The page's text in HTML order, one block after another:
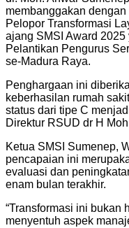
membanggakan
Pelopor Transformasi
ajang SMSI Award
Pelantikan Pengurus
se-Madura Raya.
Penghargaan ini
keberhasilan rumah
status dari tipe C
Direktur RSUD dr H
Ketua SMSI Sumenep,
pencapaian ini
evaluasi dan
enam bulan terakhir.
“Transformasi ini bukan
menyentuh aspek